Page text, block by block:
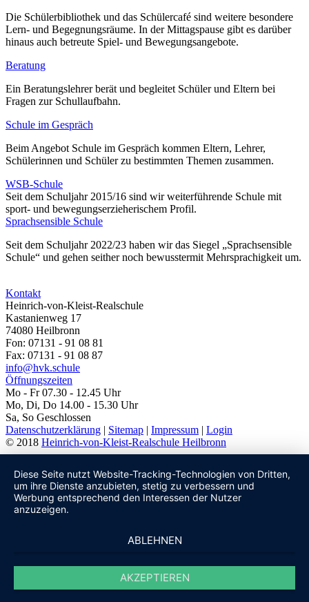
Die Schülerbibliothek und das Schülercafé sind weitere besondere
Lern- und Begegnungsräume. In der Mittagspause gibt es darüber
hinaus auch betreute Spiel- und Bewegungsangebote.
Beratung
Ein Beratungslehrer berät und begleitet Schüler und Eltern bei
Fragen zur Schullaufbahn.
Schule im Gespräch
Beim Angebot Schule im Gespräch kommen Eltern, Lehrer,
Schülerinnen und Schüler zu bestimmten Themen zusammen.
WSB-Schule
Seit dem Schuljahr 2015/16 sind wir weiterführende Schule mit
sport- und bewegungserzieherischem Profil.
Sprachsensible Schule
Seit dem Schuljahr 2022/23 haben wir das Siegel „Sprachsensible
Schule“ und gehen seither noch bewusstermit Mehrsprachigkeit um.
Kontakt
Heinrich-von-Kleist-Realschule
Kastanienweg 17
74080 Heilbronn
Fon: 07131 - 91 08 81
Fax: 07131 - 91 08 87
info@hvk.schule
Öffnungszeiten
Mo - Fr 07.30 - 12.45 Uhr
Mo, Di, Do 14.00 - 15.30 Uhr
Sa, So Geschlossen
Datenschutzerklärung | Sitemap | Impressum | Login
© 2018 Heinrich-von-Kleist-Realschule Heilbronn
Diese Seite nutzt Website-Tracking-Technologien von Dritten,
um ihre Dienste anzubieten, stetig zu verbessern und
Werbung entsprechend den Interessen der Nutzer
anzuzeigen.
ABLEHNEN
AKZEPTIEREN